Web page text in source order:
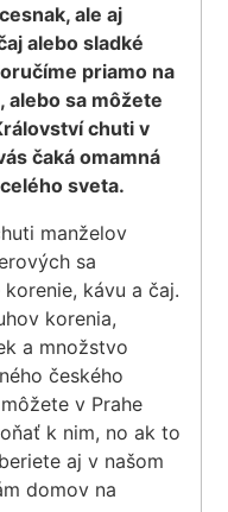
ale aj
alebo sladké
priamo na
alebo sa môžete
chuti v
čaká omamná
sveta.
manželov
sa
kávu a čaj.
korenia,
a množstvo
českého
v Prahe
k nim, no ak to
aj v našom
domov na